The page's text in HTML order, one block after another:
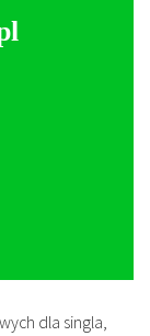
dla singla,